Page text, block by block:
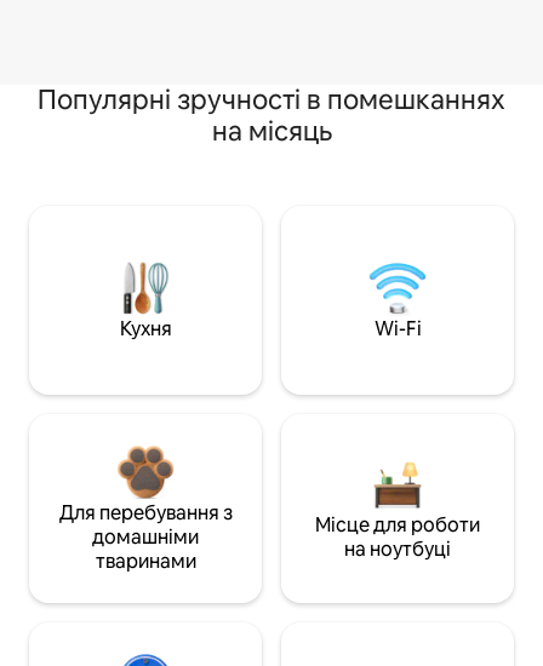
Популярні зручності в помешканнях
на місяць
Кухня Wi-Fi
Для перебування з
домашніми
тваринами
Місце для роботи
на ноутбуці